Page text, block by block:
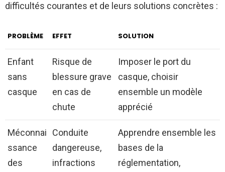
difficultés courantes et de leurs solutions concrètes :
PROBLÈME EFFET SOLUTION
Enfant
sans
casque
Risque de
blessure grave
en cas de
chute
Imposer le port du
casque, choisir
ensemble un modèle
apprécié
Méconnai
ssance
des
Conduite
dangereuse,
infractions
Apprendre ensemble les
bases de la
réglementation,